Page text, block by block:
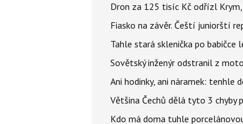
Dron za 125 tisíc Kč odřízl
Fiasko na závěr. Čeští juniorští
Tahle stará sklenička po
Sovětský inženýr odstranil z
Ani hodinky, ani náramek: tenhle
Většina Čechů dělá tyto 3 chyby
Kdo má doma tuhle